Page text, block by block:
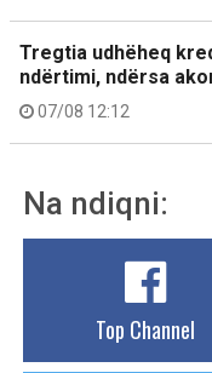
Tregtia udhëheq
ndërtimi, ndërsa
07/08 12:12
Na ndiqni:
Top Channel